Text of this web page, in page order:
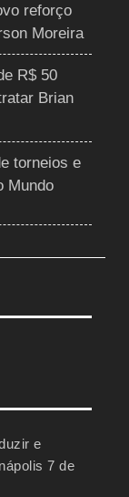
reforço
Moreira
R$ 50
Brian
torneios e
Mundo
e
7 de